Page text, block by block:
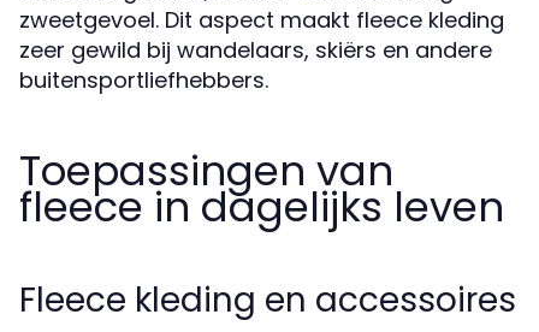
zweetgevoel. Dit aspect maakt fleece kleding
zeer gewild bij wandelaars, skiërs en andere
buitensportliefhebbers.
Toepassingen van
fleece in dagelijks leven
Fleece kleding en accessoires